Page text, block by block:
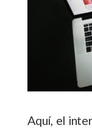
Aquí, el